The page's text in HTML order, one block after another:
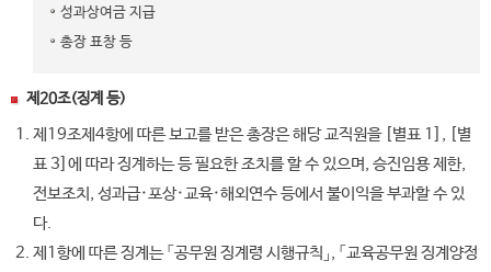
성과상여금 지급
총장 표창 등
제20조(징계 등)
제19조제4항에 따른 보고를 받은 총장은 해당 교직원을 [별표 1], [별
표 3]에 따라 징계하는 등 필요한 조치를 할 수 있으며, 승진임용 제한,
전보조치, 성과급·포상·교육·해외연수 등에서 불이익을 부과할 수 있
다.
제1항에 따른 징계는 「공무원 징계령 시행규칙」, 「교육공무원 징계양정